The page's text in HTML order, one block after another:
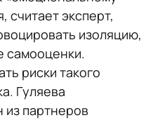
считает эксперт,
изоляцию,
самооценки.
риски такого
Гуляева
из партнеров